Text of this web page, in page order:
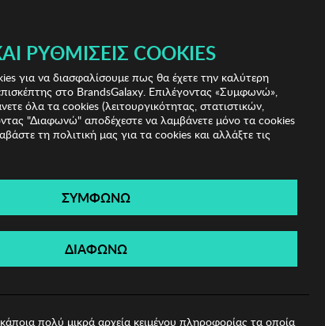
(0)
Heach
ΡΥΘΜΊΣΕΙΣ COOKIES
για να διασφαλίσουμε πως θα έχετε την καλύτερη
στο BrandsGalaxy. Επιλέγοντας «Συμφωνώ»,
όλα τα cookies (λειτουργικότητας, στατιστικών,
"Διαφωνώ" αποδέχεστε να λαμβάνετε μόνο τα cookies
τη πολιτική μας για τα cookies και αλλάξτε τις
ΣΥΜΦΩΝΩ
ΔΙΑΦΩΝΩ
πολύ μικρά αρχεία κειμένου πληροφορίας τα οποία